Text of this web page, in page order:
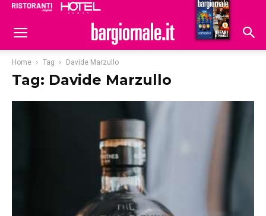
Hoteldomani
Home Tag Davide Marzullo
Tag: Davide Marzullo